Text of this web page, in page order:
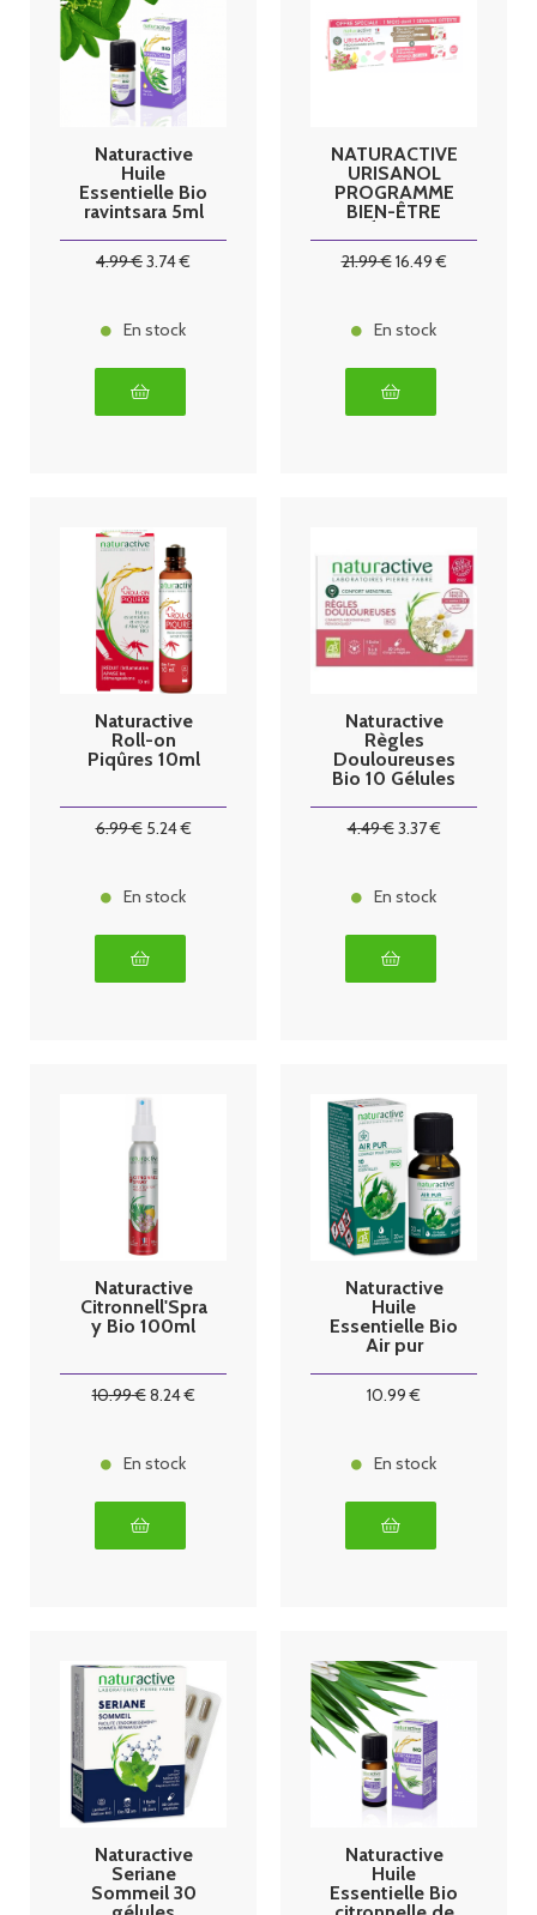
Naturactive
Huile
Essentielle Bio
ravintsara 5ml
4.99€3.74€
En stock
NATURACTIVE
URISANOL
PROGRAMME
BIEN-ÊTRE
21.99€16.49€
En stock
Naturactive
Roll-on
Piqûres 10ml
6.99€ 5.24€
En stock
Naturactive
Règles
Douloureuses
Bio 10 Gélules
4.49€3.37€
En stock
Naturactive
Citronnell'Spra
y Bio 100ml
10.99€8.24€
En stock
Naturactive
Huile
Essentielle Bio
Air pur
30ml
10.99 €
En stock
Naturactive
Seriane
Sommeil 30
Naturactive
Huile
Essentielle Bio